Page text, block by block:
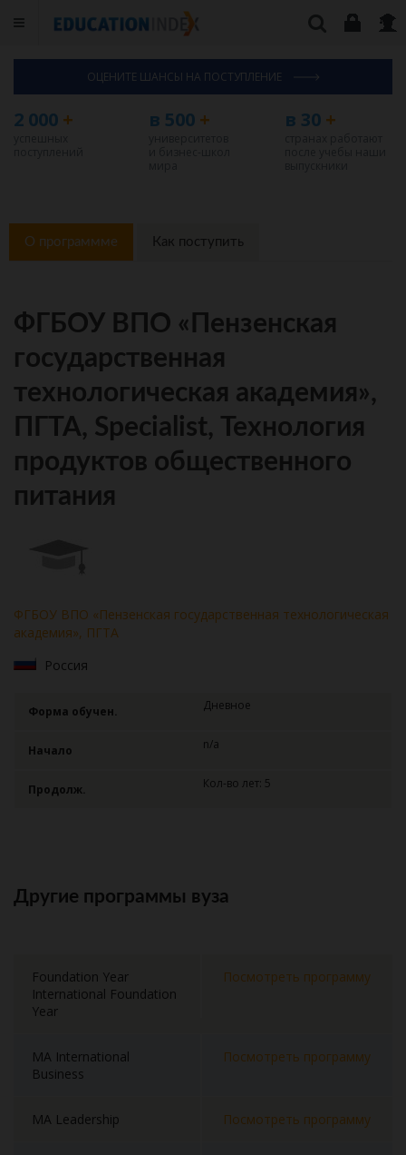
ОЦЕНИТЕ ШАНСЫ НА ПОСТУПЛЕНИЕ
2 000 + в 500 + в 30+
О программме Как поступить
ФГБОУ ВПО «Пензенская
государственная
технологическая академия»,
ПГТА, Specialist, Технология
продуктов общественного
питания
ФГБОУ ВПО «Пензенская государственная технологическая
академия», ПГТА
Россия
Форма обучен. Дневное
Начало n/a
Продолж. Кол-во лет: 5
Другие программы вуза
Foundation Year
International Foundation
Year
Посмотреть программу
MA International
Business
Посмотреть программу
MA Leadership Посмотреть программу